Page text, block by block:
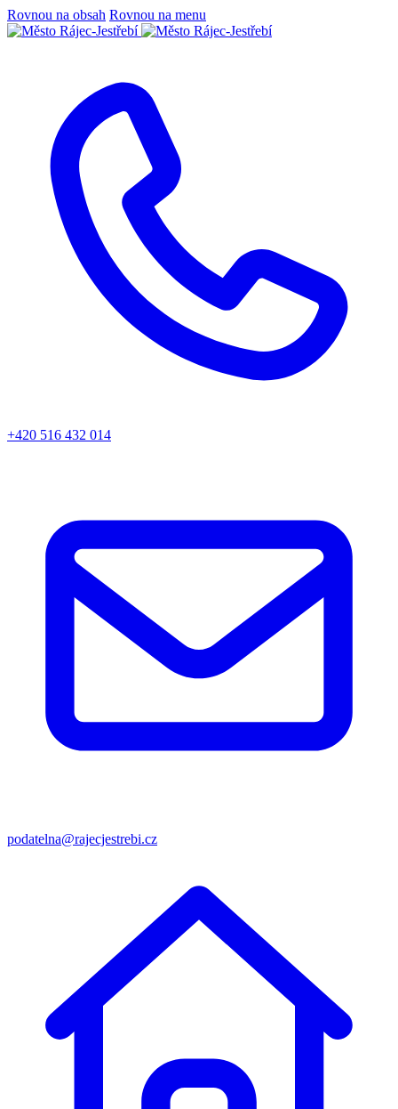
Rovnou na obsah Rovnou na menu
+420 516 432 014
podatelna@rajecjestrebi.cz